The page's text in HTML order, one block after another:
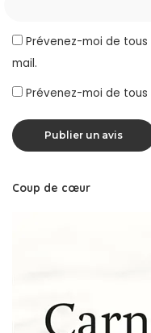
Prévenez-moi de
mail.
Prévenez-moi de
Coup de cœur